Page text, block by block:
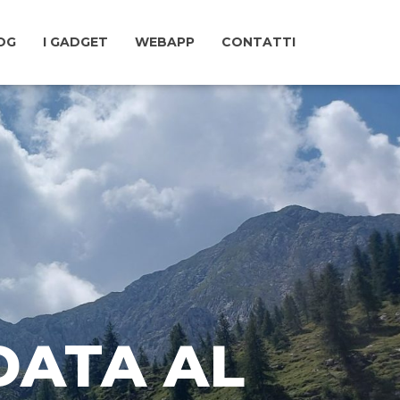
I GADGET WEBAPP CONTATTI
AL